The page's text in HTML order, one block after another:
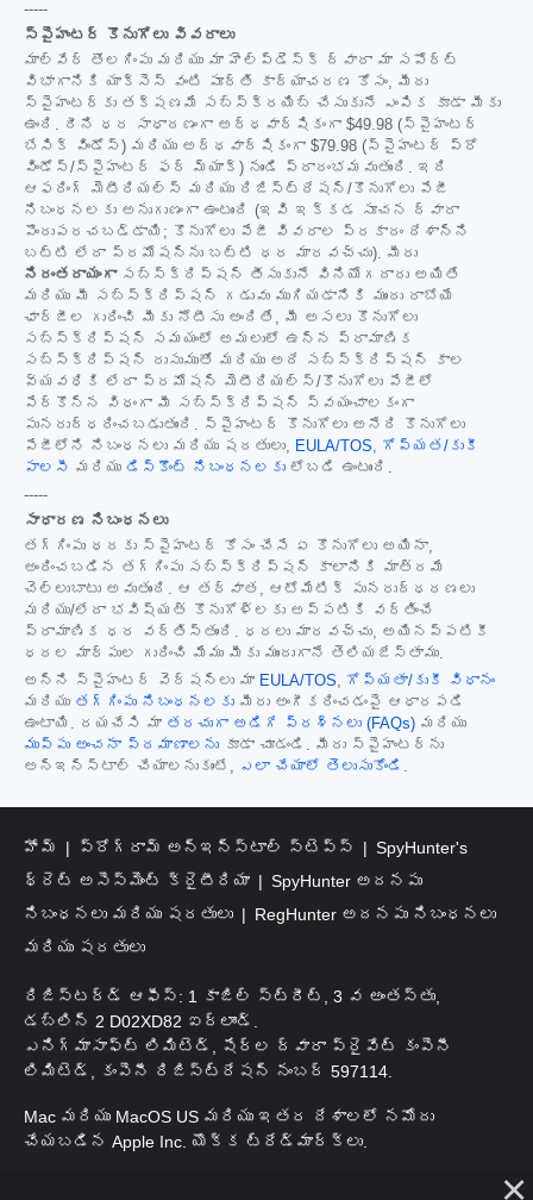
-----
స్పైహంటర్ కొనుగోలు వివరాలు
మాల్‌వేర్ తొలగింపు మరియు మా హెల్ప్‌డెస్క్ ద్వారా మా సపోర్ట్
విభాగానికి యాక్సెస్ వంటి పూర్తి కార్యాచరణ కోసం, మీరు
స్పైహంటర్‌కు తక్షణమే సబ్‌స్క్రయిబ్ చేసుకునే ఎంపిక కూడా మీకు
ఉంది. దీని ధర సాధారణంగా అర్ధవార్షికంగా $49.98 (స్పైహంటర్
బేసిక్ విండోస్) మరియు అర్ధవార్షికంగా $79.98 (స్పైహంటర్ ప్రో
విండోస్/స్పైహంటర్ ఫర్ మ్యాక్) నుండి ప్రారంభమవుతుంది. ఇది
ఆఫరింగ్ మెటీరియల్స్ మరియు రిజిస్ట్రేషన్/కొనుగోలు పేజీ
నిబంధనలకు అనుగుణంగా ఉంటుంది (ఇవి ఇక్కడ సూచన ద్వారా
పొందుపరచబడ్డాయి; కొనుగోలు పేజీ వివరాల ప్రకారం దేశాన్ని
బట్టి లేదా ప్రమోషన్‌ను బట్టి ధర మారవచ్చు). మీరు
నిరంతరాయంగాసబ్‌స్క్రిప్షన్ తీసుకునే వినియోగదారు అయితే
మరియు మీ సబ్‌స్క్రిప్షన్ గడువు ముగియడానికి ముందు రాబోయే
ఛార్జీల గురించి మీకు నోటీసు అందితే, మీ అసలు కొనుగోలు
సబ్‌స్క్రిప్షన్ సమయంలో అమలులో ఉన్న ప్రామాణిక
సబ్‌స్క్రిప్షన్ రుసుముతో మరియు అదే సబ్‌స్క్రిప్షన్ కాల
వ్యవధికి లేదా ప్రమోషన్ మెటీరియల్స్/కొనుగోలు పేజీలో
పేర్కొన్న విధంగా మీ సబ్‌స్క్రిప్షన్ స్వయంచాలకంగా
పునరుద్ధరించబడుతుంది. స్పైహంటర్ కొనుగోలు అనేది కొనుగోలు
పేజీలోని నిబంధనలు మరియు షరతులు, EULA/TOS, గోప్యత/కుకీ
పాలసీ మరియు డిస్కౌంట్ నిబంధనలకు లోబడి ఉంటుంది.
-----
సాధారణ నిబంధనలు
తగ్గింపు ధరకు స్పైహంటర్ కోసం చేసే ఏ కొనుగోలు అయినా,
అందించబడిన తగ్గింపు సబ్‌స్క్రిప్షన్ కాలానికి మాత్రమే
చెల్లుబాటు అవుతుంది. ఆ తర్వాత, ఆటోమేటిక్ పునరుద్ధరణలు
మరియు/లేదా భవిష్యత్ కొనుగోళ్లకు అప్పటికి వర్తించే
ప్రామాణిక ధర వర్తిస్తుంది. ధరలు మారవచ్చు, అయినప్పటికీ
ధరల మార్పుల గురించి మేము మీకు ముందుగానే తెలియజేస్తాము.
అన్ని స్పైహంటర్ వెర్షన్‌లు మా EULA/TOS, గోప్యతా/కుకీ విధానం
మరియు తగ్గింపు నిబంధనలకు మీరు అంగీకరించడంపై ఆధారపడి
ఉంటాయి. దయచేసి మా తరచుగా అడిగే ప్రశ్నలు (FAQs) మరియు
ముప్పు అంచనా ప్రమాణాలను కూడా చూడండి. మీరు స్పైహంటర్‌ను
అన్‌ఇన్‌స్టాల్ చేయాలనుకుంటే, ఎలా చేయాలో తెలుసుకోండి .
హోమ్ ప్రోగ్రామ్ అన్‌ఇన్‌స్టాల్ స్టెప్స్
SpyHunter's
థ్రెట్ అసెస్‌మెంట్ క్రైటీరియా
SpyHunter అదనపు
నిబంధనలు మరియు షరతులు
RegHunter అదనపు నిబంధనలు
మరియు షరతులు
రిజిస్టర్డ్ ఆఫీస్: 1 కాజిల్ స్ట్రీట్, 3 వ అంతస్తు,
డబ్లిన్ 2 D02XD82 ఐర్లాండ్.
ఎనిగ్మాసాఫ్ట్ లిమిటెడ్, షేర్ల ద్వారా ప్రైవేట్ కంపెనీ
లిమిటెడ్, కంపెనీ రిజిస్ట్రేషన్ నంబర్ 597114.
Mac మరియు MacOS US మరియు ఇతర దేశాలలో నమోదు
చేయబడిన Apple Inc. యొక్క ట్రేడ్‌మార్క్‌లు.
. ఎనిగ్మాసాఫ్ట్ లిమిటెడ్. అన్ని హక్కులూ